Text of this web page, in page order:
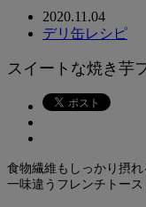
2020.11.04
デリ缶レシピ
スイートな焼き芋
食物繊維もしっかり摂
一味違うフレンチトース